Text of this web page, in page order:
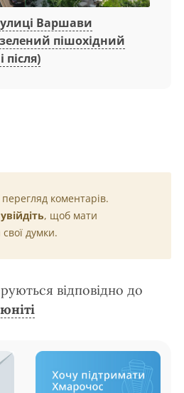
Варшави
пішохідний
після)
коментарів.
увійдіть, щоб мати
думки.
відповідно до